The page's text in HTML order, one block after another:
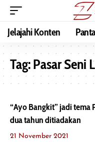
Jelajahi Konten
Tag:Pasar Seni
“Ayo Bangkit” jadi tema
dua tahun ditiadakan
21 November 2021